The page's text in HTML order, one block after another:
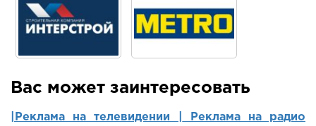
Вас может заинтересовать
|Реклама на телевидении |
Реклама на радио